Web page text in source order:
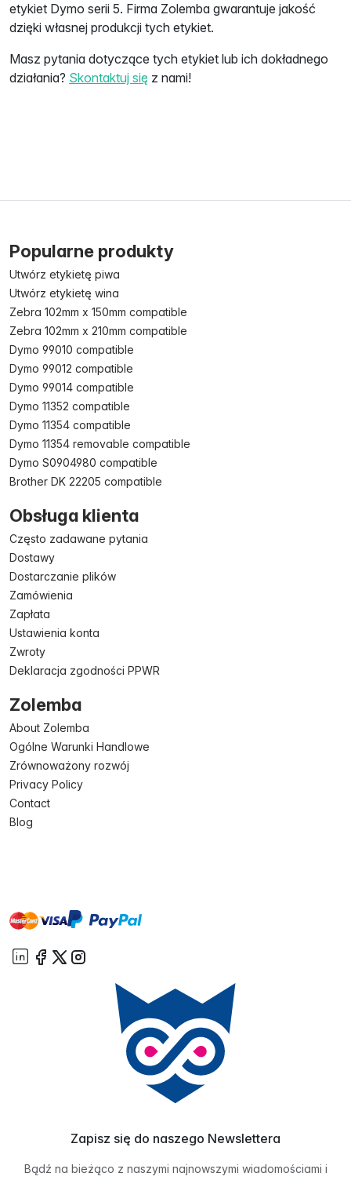
etykiet Dymo serii 5. Firma Zolemba gwarantuje jakość
dzięki własnej produkcji tych etykiet.
Masz pytania dotyczące tych etykiet lub ich dokładnego
działania? Skontaktuj się z nami!
Popularne produkty
Utwórz etykietę piwa
Utwórz etykietę wina
Zebra 102mm x 150mm compatible
Zebra 102mm x 210mm compatible
Dymo 99010 compatible
Dymo 99012 compatible
Dymo 99014 compatible
Dymo 11352 compatible
Dymo 11354 compatible
Dymo 11354 removable compatible
Dymo S0904980 compatible
Brother DK 22205 compatible
Obsługa klienta
Często zadawane pytania
Dostawy
Dostarczanie plików
Zamówienia
Zapłata
Ustawienia konta
Zwroty
Deklaracja zgodności PPWR
Zolemba
About Zolemba
Ogólne Warunki Handlowe
Zrównoważony rozwój
Privacy Policy
Contact
Blog
mastervisa paypal
Zapisz się do naszego Newslettera
Bądź na bieżąco z naszymi najnowszymi wiadomościami i